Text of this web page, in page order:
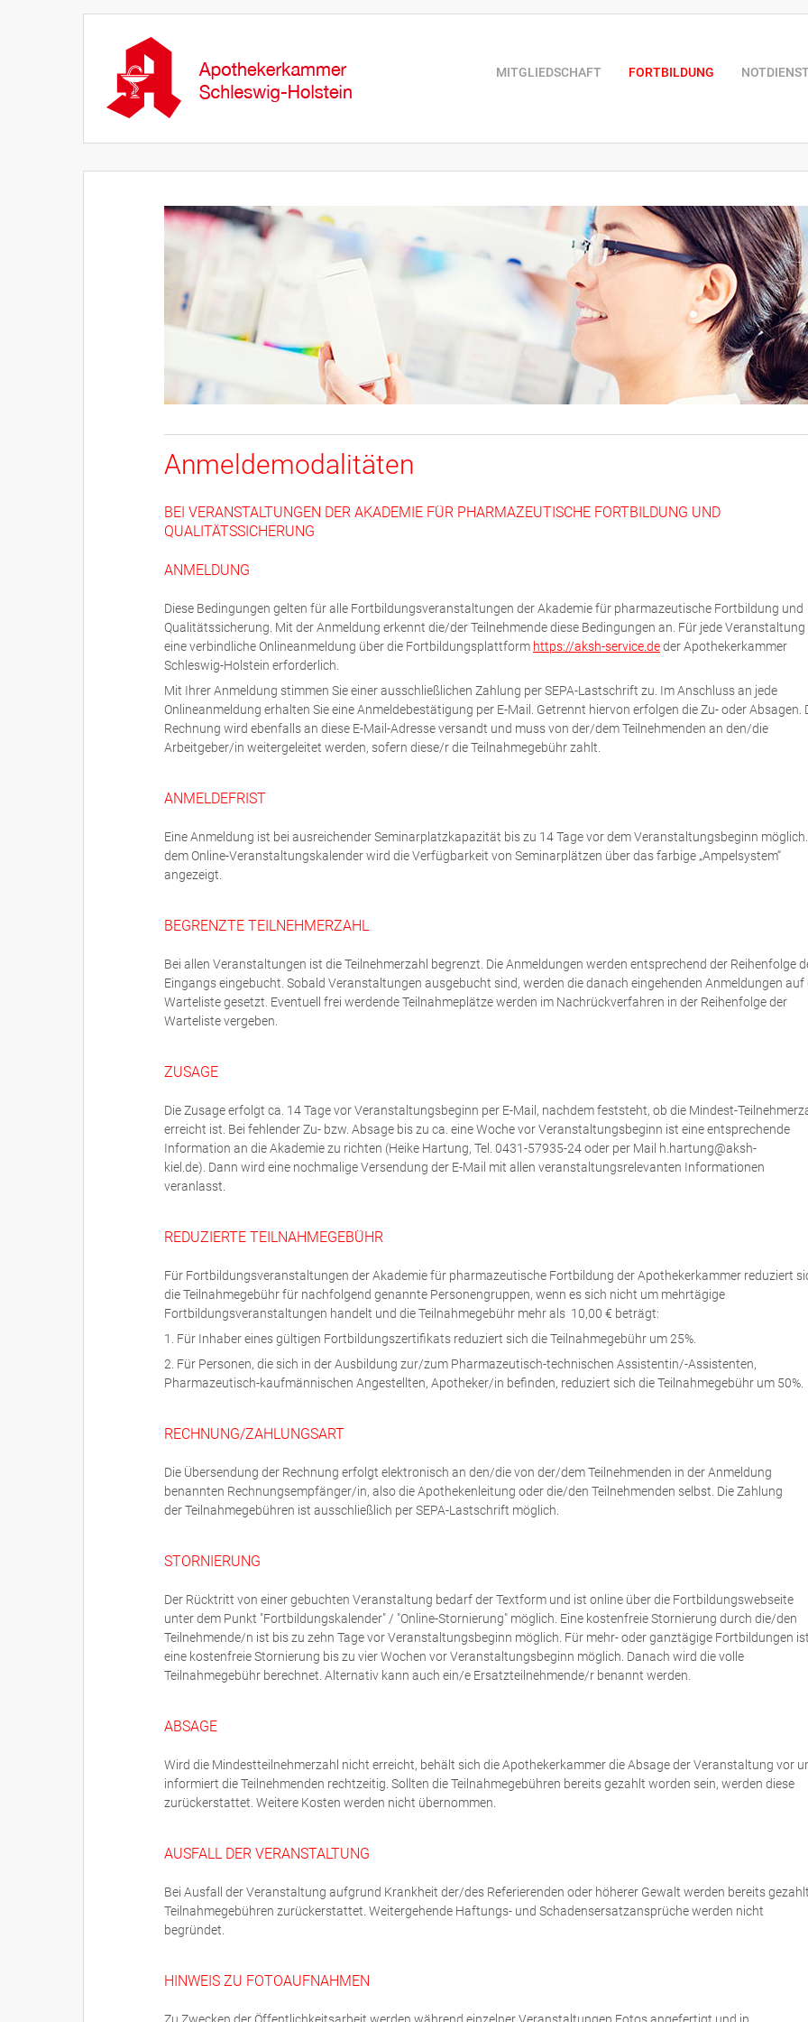
MITGLIEDSCHAFT FORTBILDUNG
Anmeldemodalitäten
BEI VERANSTALTUNGEN DER AKADEMIE FÜR PHARMAZEUTISCHE FORTBILDUNG UND
QUALITÄTSSICHERUNG
ANMELDUNG
Diese Bedingungen gelten für alle Fortbildungsveranstaltungen der Akademie für pharmazeutische Fortbildung und
Qualitätssicherung. Mit der Anmeldung erkennt die/der Teilnehmende diese Bedingungen an. Für jede
eine verbindliche Onlineanmeldung über die Fortbildungsplattform https://aksh-service.deder Apothekerkammer
Schleswig-Holstein erforderlich.
Mit Ihrer Anmeldung stimmen Sie einer ausschließlichen Zahlung per SEPA-Lastschrift zu. Im Anschluss an jede
Onlineanmeldung erhalten Sie eine Anmeldebestätigung per E-Mail. Getrennt hiervon erfolgen die Zu- oder Absagen.
Rechnung wird ebenfalls an diese E-Mail-Adresse versandt und muss von der/dem Teilnehmenden an den/die
Arbeitgeber/in weitergeleitet werden, sofern diese/r die Teilnahmegebühr zahlt.
ANMELDEFRIST
Eine Anmeldung ist bei ausreichender Seminarplatzkapazität bis zu 14 Tage vor dem Veranstaltungsbeginn
dem Online-Veranstaltungskalender wird die Verfügbarkeit von Seminarplätzen über das farbige „Ampelsystem“
angezeigt.
BEGRENZTE TEILNEHMERZAHL
Bei allen Veranstaltungen ist die Teilnehmerzahl begrenzt. Die Anmeldungen werden entsprechend der Reihenfolge
Eingangs eingebucht. Sobald Veranstaltungen ausgebucht sind, werden die danach eingehenden Anmeldungen auf
Warteliste gesetzt. Eventuell frei werdende Teilnahmeplätze werden im Nachrückverfahren in der Reihenfolge der
Warteliste vergeben.
ZUSAGE
Die Zusage erfolgt ca. 14 Tage vor Veranstaltungsbeginn per E-Mail, nachdem feststeht, ob die Mindest-
erreicht ist. Bei fehlender Zu- bzw. Absage bis zu ca. eine Woche vor Veranstaltungsbeginn ist eine entsprechende
Information an die Akademie zu richten (Heike Hartung, Tel. 0431-57935-24 oder per Mail h.hartung@aksh-
kiel.de). Dann wird eine nochmalige Versendung der E-Mail mit allen veranstaltungsrelevanten Informationen
veranlasst.
REDUZIERTE TEILNAHMEGEBÜHR
Für Fortbildungsveranstaltungen der Akademie für pharmazeutische Fortbildung der Apothekerkammer reduziert
die Teilnahmegebühr für nachfolgend genannte Personengruppen, wenn es sich nicht um mehrtägige
Fortbildungsveranstaltungen handelt und die Teilnahmegebühr mehr als 10,00 € beträgt:
1. Für Inhaber eines gültigen Fortbildungszertifikats reduziert sich die Teilnahmegebühr um 25%.
2. Für Personen, die sich in der Ausbildung zur/zum Pharmazeutisch-technischen Assistentin/-Assistenten,
Pharmazeutisch-kaufmännischen Angestellten, Apotheker/in befinden, reduziert sich die Teilnahmegebühr um 50%.
RECHNUNG/ZAHLUNGSART
Die Übersendung der Rechnung erfolgt elektronisch an den/die von der/dem Teilnehmenden in der Anmeldung
benannten Rechnungsempfänger/in, also die Apothekenleitung oder die/den Teilnehmenden selbst. Die Zahlung
der Teilnahmegebühren ist ausschließlich per SEPA-Lastschrift möglich.
STORNIERUNG
Der Rücktritt von einer gebuchten Veranstaltung bedarf der Textform und ist online über die Fortbildungswebseite
unter dem Punkt "Fortbildungskalender" / "Online-Stornierung" möglich. Eine kostenfreie Stornierung durch die/den
Teilnehmende/n ist bis zu zehn Tage vor Veranstaltungsbeginn möglich. Für mehr- oder ganztägige Fortbildungen
eine kostenfreie Stornierung bis zu vier Wochen vor Veranstaltungsbeginn möglich. Danach wird die volle
Teilnahmegebühr berechnet. Alternativ kann auch ein/e Ersatzteilnehmende/r benannt werden.
ABSAGE
Wird die Mindestteilnehmerzahl nicht erreicht, behält sich die Apothekerkammer die Absage der Veranstaltung vor
informiert die Teilnehmenden rechtzeitig. Sollten die Teilnahmegebühren bereits gezahlt worden sein, werden diese
zurückerstattet. Weitere Kosten werden nicht übernommen.
AUSFALL DER VERANSTALTUNG
Bei Ausfall der Veranstaltung aufgrund Krankheit der/des Referierenden oder höherer Gewalt werden bereits
Teilnahmegebühren zurückerstattet. Weitergehende Haftungs- und Schadensersatzansprüche werden nicht
begründet.
HINWEIS ZU FOTOAUFNAHMEN